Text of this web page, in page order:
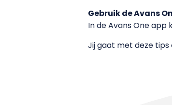
Gebruik de Avans
In de Avans One
Jij gaat met deze